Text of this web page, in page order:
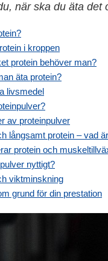
när ska du äta det
i kroppen
protein behöver man?
äta protein?
livsmedel
av proteinpulver
långsamt protein – vad
protein och
nyttigt?
viktminskning
grund för din prestation